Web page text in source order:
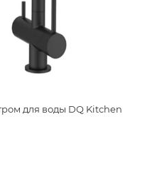
для воды DQ Kitchen